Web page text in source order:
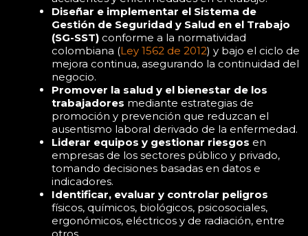
Diseñar e implementar el Sistema de
Gestión de Seguridad y Salud en el Trabajo
(SG-SST) conforme a la normatividad
colombiana (Ley 1562 de 2012) y bajo el ciclo de
mejora continua, asegurando la continuidad del
negocio.
Promover la salud y el bienestar de los
trabajadores mediante estrategias de
promoción y prevención que reduzcan el
ausentismo laboral derivado de la enfermedad.
Liderar equipos y gestionar riesgos en
empresas de los sectores público y privado,
tomando decisiones basadas en datos e
indicadores.
Identificar, evaluar y controlar peligros
físicos, químicos, biológicos, psicosociales,
ergonómicos, eléctricos y de radiación, entre